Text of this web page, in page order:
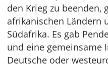
den Krieg zu beenden,
afrikanischen Ländern
Südafrika. Es gab
und eine gemeinsame
Deutsche oder